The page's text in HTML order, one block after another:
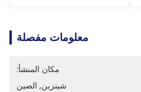
معلومات مفصلة
مكان المنشأ:
شينزين, الصين